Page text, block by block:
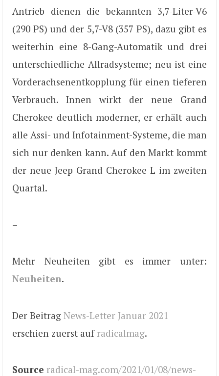
Antrieb dienen die bekannten 3,7-Liter-V6
(290 PS) und der 5,7-V8 (357 PS), dazu gibt es
weiterhin eine 8-Gang-Automatik und drei
unterschiedliche Allradsysteme; neu ist eine
Vorderachsenentkopplung für einen tieferen
Verbrauch. Innen wirkt der neue Grand
Cherokee deutlich moderner, er erhält auch
alle Assi- und Infotainment-Systeme, die man
sich nur denken kann. Auf den Markt kommt
der neue Jeep Grand Cherokee L im zweiten
Quartal.
–
Mehr Neuheiten gibt es immer unter:
Neuheiten.
Der Beitrag News-Letter Januar 2021
erschien zuerst auf radicalmag.
Source radical-mag.com/2021/01/08/news-